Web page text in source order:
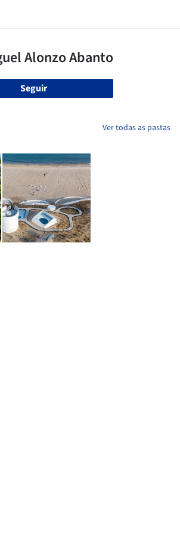
Seguir
Ver todas as pastas